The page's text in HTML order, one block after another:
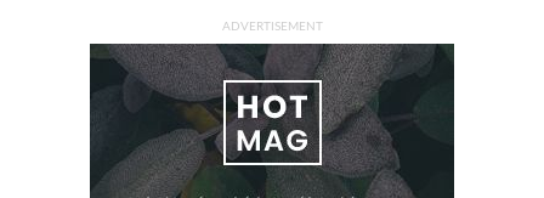
ADVERTISEMENT